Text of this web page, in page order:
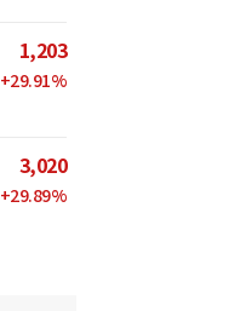
1,203
+29.91%
3,020
+29.89%